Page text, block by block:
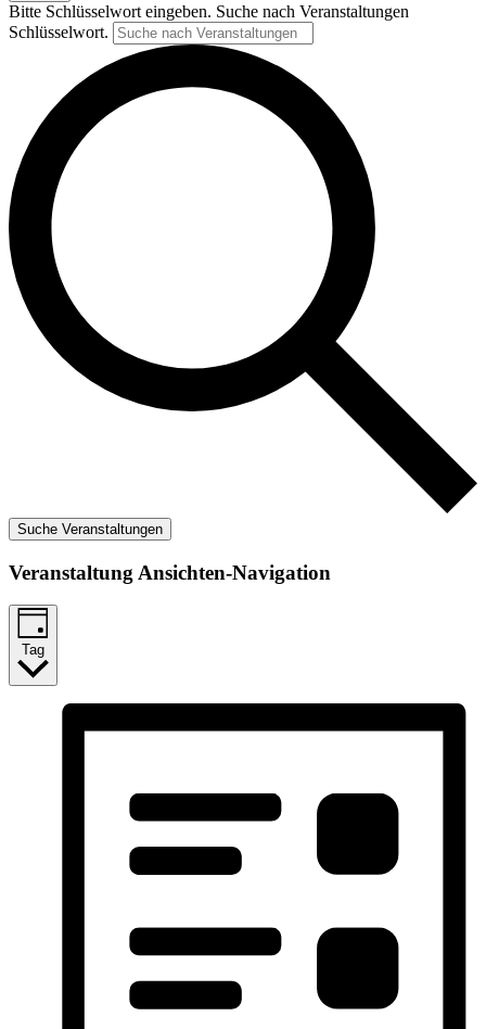
Bitte Schlüsselwort eingeben. Suche nach Veranstaltungen
Schlüsselwort.
Suche Veranstaltungen
Veranstaltung Ansichten-Navigation
Tag